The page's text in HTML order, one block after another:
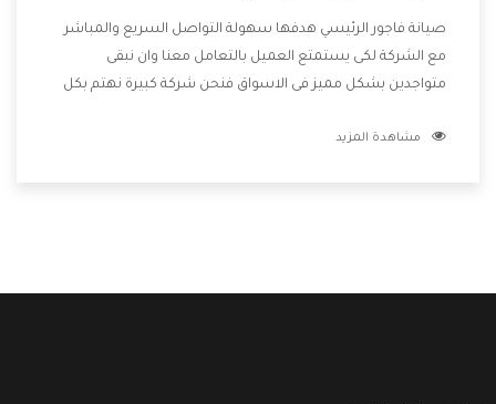
صيانة فاجور الرئيسي هدفها سهولة التواصل السريع والمباشر
مع الشركة لكى يستمتع العميل بالتعامل معنا وان نبقى
متواجدين بشكل مميز فى الاسواق فنحن شركة كبيرة نهتم بكل
الشركة بها والتى تكون منها خدمة الصيانة التى تكون من أهم
مشاهدة المزيد